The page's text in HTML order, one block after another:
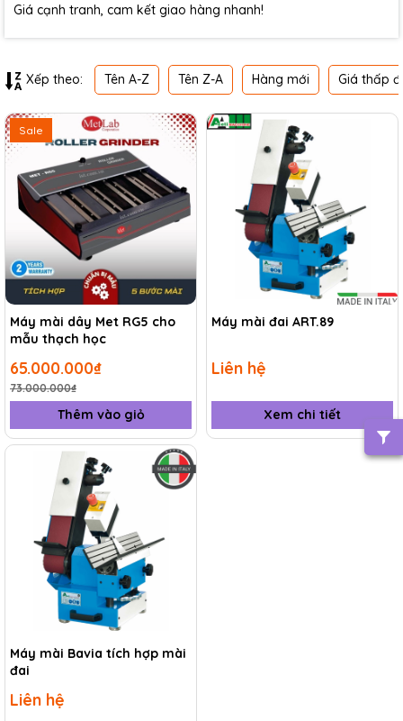
Giá cạnh tranh, cam kết giao hàng nhanh!
Xếp theo: Tên A-Z Tên Z-A Hàng mới Giá thấp
Sale
Máy mài dây Met RG5 cho
mẫu thạch học
65.000.000₫
73.000.000₫
Thêm vào giỏ
Máy mài đai ART.89
Liên hệ
Xem chi tiết
Máy mài Bavia tích hợp mài
đai
Liên hệ